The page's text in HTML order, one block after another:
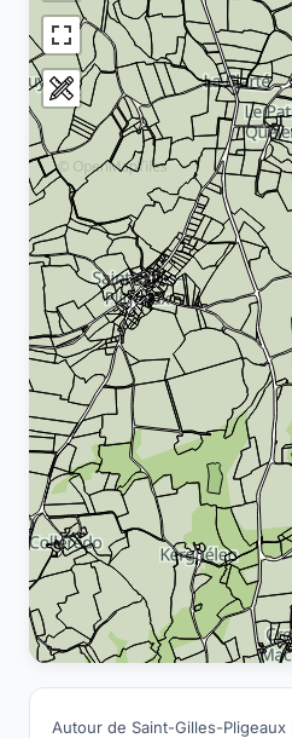
Autour de Saint-Gilles-Pligeaux